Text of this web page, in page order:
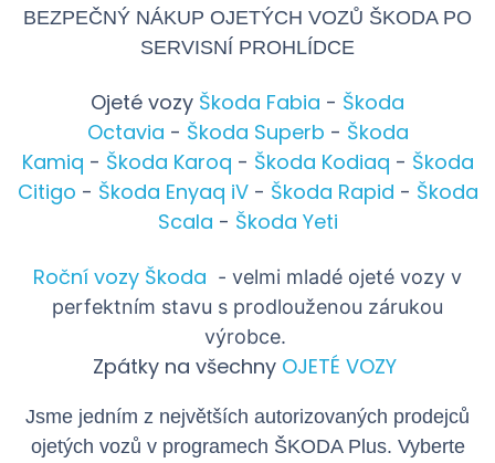
BEZPEČNÝ NÁKUP OJETÝCH VOZŮ ŠKODA PO
SERVISNÍ PROHLÍDCE
Ojeté vozy Škoda Fabia - Škoda
Octavia - Škoda Superb - Škoda
Kamiq - Škoda Karoq - Škoda Kodiaq - Škoda
Citigo - Škoda Enyaq iV- Škoda Rapid - Škoda
Scala - Škoda Yeti
Roční vozy Škoda - velmi mladé ojeté vozy v
perfektním stavu s prodlouženou zárukou
výrobce.
Zpátky na všechny OJETÉ VOZY
Jsme jedním z největších autorizovaných prodejců
ojetých vozů v programech ŠKODA Plus. Vyberte